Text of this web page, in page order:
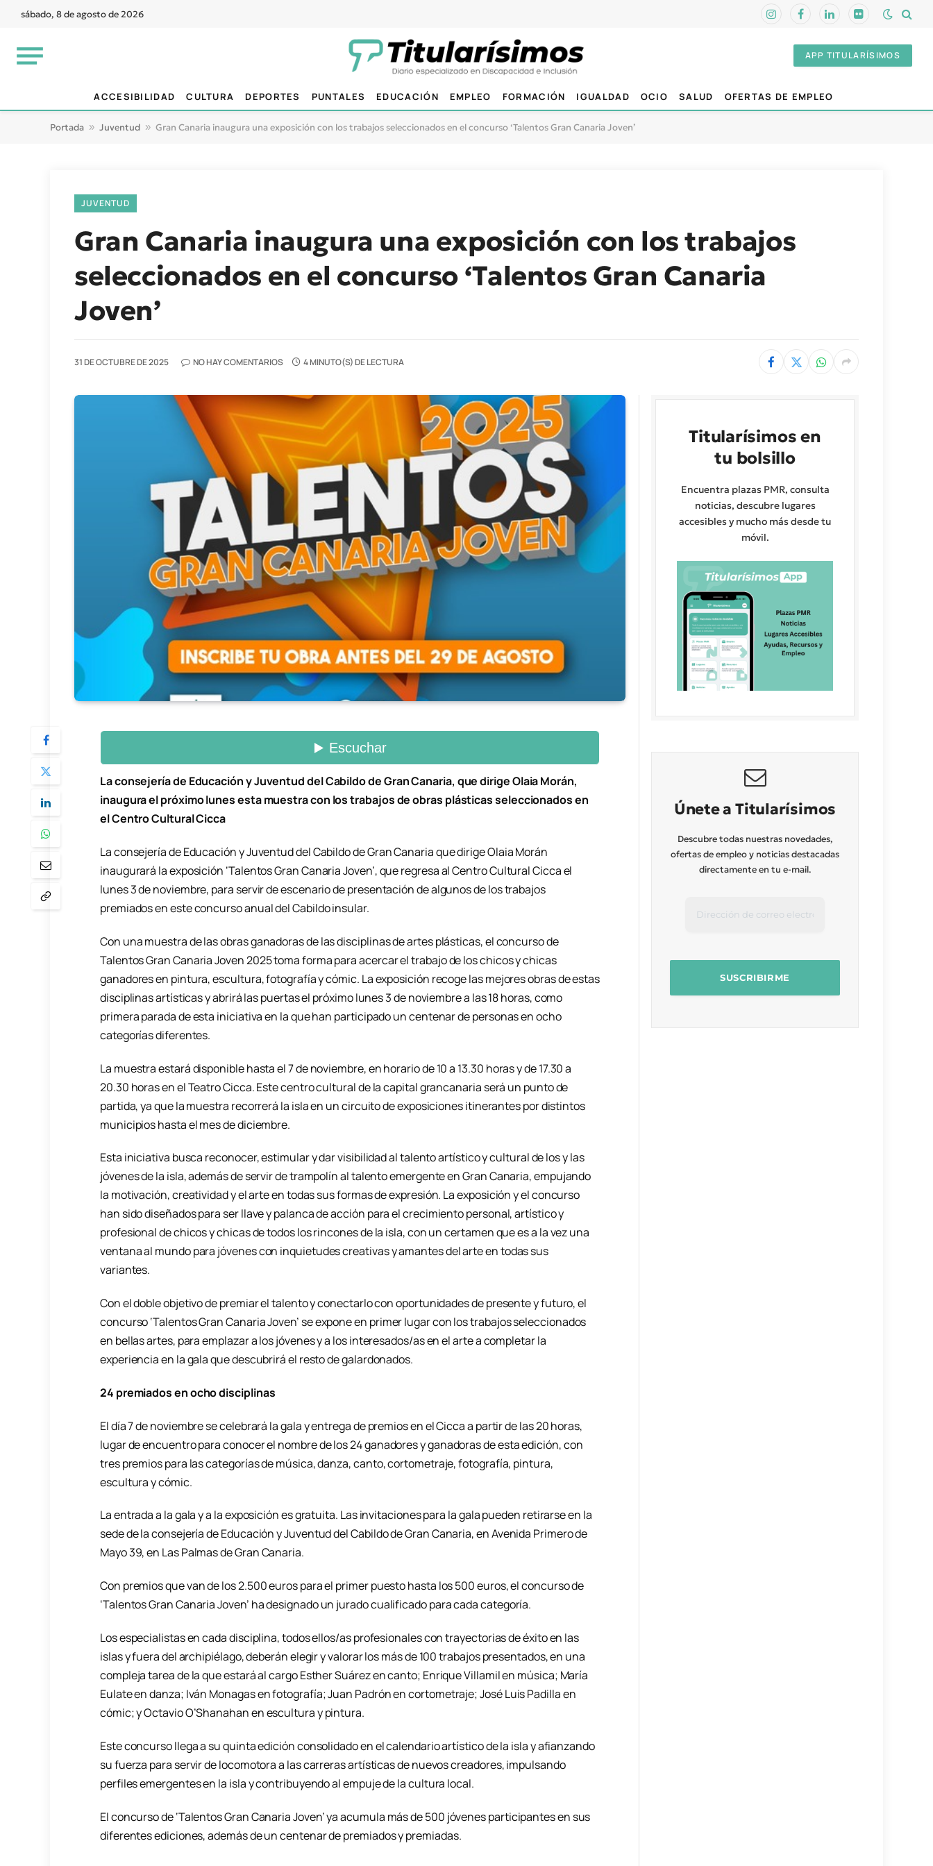
sábado, 8 de agosto de 2026 InstagramFacebookLinkedInFlickr
APP TITULARÍSIMOS
ACCESIBILIDAD CULTURA DEPORTES PUNTALES EDUCACIÓN EMPLEO FORMACIÓN IGUALDAD OCIO SALUD OFERTAS DE EMPLEO
Portada » Juventud » Gran Canaria inaugura una exposición con los trabajos seleccionados en el concurso ‘Talentos Gran Canaria Joven’
JUVENTUD
Gran Canaria inaugura una exposición con los trabajos
seleccionados en el concurso ‘Talentos Gran Canaria
Joven’
31 DE OCTUBRE DE 2025 NO HAY COMENTARIOS 4 MINUTO(S) DE LECTURA
La consejería de Educación y Juventud del Cabildo de Gran Canaria, que dirige Olaia Morán,
inaugura el próximo lunes esta muestra con los trabajos de obras plásticas seleccionados en
el Centro Cultural Cicca
La consejería de Educación y Juventud del Cabildo de Gran Canaria que dirige Olaia Morán
inaugurará la exposición ‘Talentos Gran Canaria Joven’, que regresa al Centro Cultural Cicca el
lunes 3 de noviembre, para servir de escenario de presentación de algunos de los trabajos
premiados en este concurso anual del Cabildo insular.
Con una muestra de las obras ganadoras de las disciplinas de artes plásticas, el concurso de
Talentos Gran Canaria Joven 2025 toma forma para acercar el trabajo de los chicos y chicas
ganadores en pintura, escultura, fotografía y cómic. La exposición recoge las mejores obras de estas
disciplinas artísticas y abrirá las puertas el próximo lunes 3 de noviembre a las 18 horas, como
primera parada de esta iniciativa en la que han participado un centenar de personas en ocho
categorías diferentes.
La muestra estará disponible hasta el 7 de noviembre, en horario de 10 a 13.30 horas y de 17.30 a
20.30 horas en el Teatro Cicca. Este centro cultural de la capital grancanaria será un punto de
partida, ya que la muestra recorrerá la isla en un circuito de exposiciones itinerantes por distintos
municipios hasta el mes de diciembre.
Esta iniciativa busca reconocer, estimular y dar visibilidad al talento artístico y cultural de los y las
jóvenes de la isla, además de servir de trampolín al talento emergente en Gran Canaria, empujando
la motivación, creatividad y el arte en todas sus formas de expresión. La exposición y el concurso
han sido diseñados para ser llave y palanca de acción para el crecimiento personal, artístico y
profesional de chicos y chicas de todos los rincones de la isla, con un certamen que es a la vez una
ventana al mundo para jóvenes con inquietudes creativas y amantes del arte en todas sus
variantes.
Con el doble objetivo de premiar el talento y conectarlo con oportunidades de presente y futuro, el
concurso ‘Talentos Gran Canaria Joven’ se expone en primer lugar con los trabajos seleccionados
en bellas artes, para emplazar a los jóvenes y a los interesados/as en el arte a completar la
experiencia en la gala que descubrirá el resto de galardonados.
24 premiados en ocho disciplinas
El día 7 de noviembre se celebrará la gala y entrega de premios en el Cicca a partir de las 20 horas,
lugar de encuentro para conocer el nombre de los 24 ganadores y ganadoras de esta edición, con
tres premios para las categorías de música, danza, canto, cortometraje, fotografía, pintura,
escultura y cómic.
La entrada a la gala y a la exposición es gratuita. Las invitaciones para la gala pueden retirarse en la
sede de la consejería de Educación y Juventud del Cabildo de Gran Canaria, en Avenida Primero de
Mayo 39, en Las Palmas de Gran Canaria.
Con premios que van de los 2.500 euros para el primer puesto hasta los 500 euros, el concurso de
‘Talentos Gran Canaria Joven’ ha designado un jurado cualificado para cada categoría.
Los especialistas en cada disciplina, todos ellos/as profesionales con trayectorias de éxito en las
islas y fuera del archipiélago, deberán elegir y valorar los más de 100 trabajos presentados, en una
compleja tarea de la que estará al cargo Esther Suárez en canto; Enrique Villamil en música; María
Eulate en danza; Iván Monagas en fotografía; Juan Padrón en cortometraje; José Luis Padilla en
cómic; y Octavio O’Shanahan en escultura y pintura.
Este concurso llega a su quinta edición consolidado en el calendario artístico de la isla y afianzando
su fuerza para servir de locomotora a las carreras artísticas de nuevos creadores, impulsando
perfiles emergentes en la isla y contribuyendo al empuje de la cultura local.
El concurso de ‘Talentos Gran Canaria Joven’ ya acumula más de 500 jóvenes participantes en sus
diferentes ediciones, además de un centenar de premiados y premiadas.
Titularísimos en
tu bolsillo
Encuentra plazas PMR, consulta
noticias, descubre lugares
accesibles y mucho más desde tu
móvil.
Únete a Titularísimos
Descubre todas nuestras novedades,
ofertas de empleo y noticias destacadas
directamente en tu e-mail.